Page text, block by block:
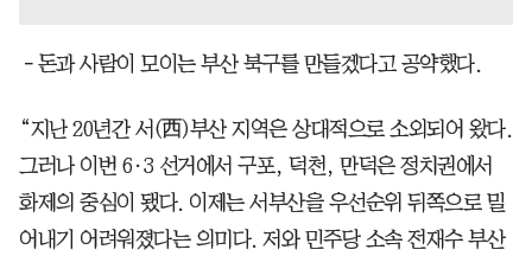
－돈과 사람이 모이는 부산 북구를 만들겠다고 공약했다.
“지난 20년간 서(西)부산 지역은 상대적으로 소외되어 왔다.
그러나 이번 6·3 선거에서 구포, 덕천, 만덕은 정치권에서
화제의 중심이 됐다. 이제는 서부산을 우선순위 뒤쪽으로 밀
어내기 어려워졌다는 의미다. 저와 민주당 소속 전재수 부산